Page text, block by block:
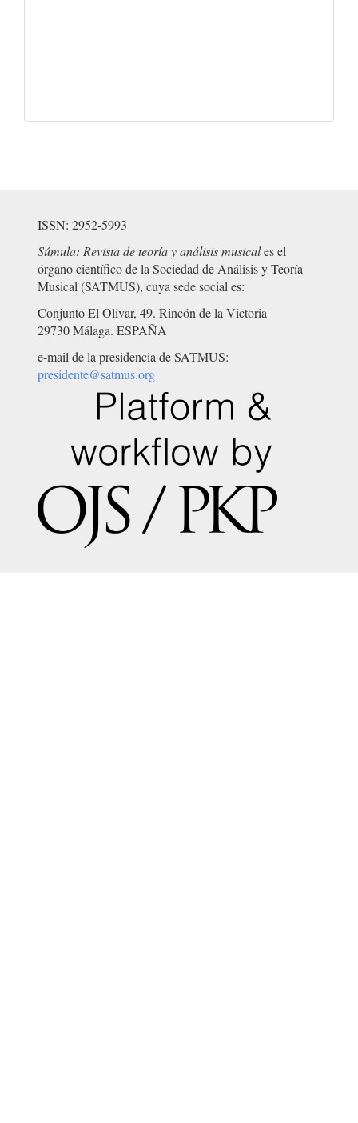
ISSN: 2952-5993
Súmula: Revista de teoría y análisis musicales el
órgano científico de la Sociedad de Análisis y Teoría
Musical (SATMUS), cuya sede social es:
Conjunto El Olivar, 49. Rincón de la Victoria
29730 Málaga. ESPAÑA
e-mail de la presidencia de SATMUS:
presidente@satmus.org